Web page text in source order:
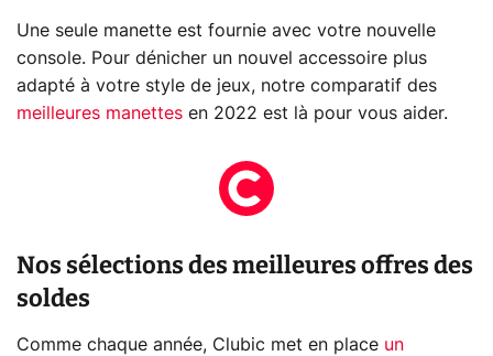
Une seule manette est fournie avec votre nouvelle
console. Pour dénicher un nouvel accessoire plus
adapté à votre style de jeux, notre comparatif des
meilleures manettes en 2022 est là pour vous aider.
Nos sélections des meilleures offres des
soldes
Comme chaque année, Clubic met en place un